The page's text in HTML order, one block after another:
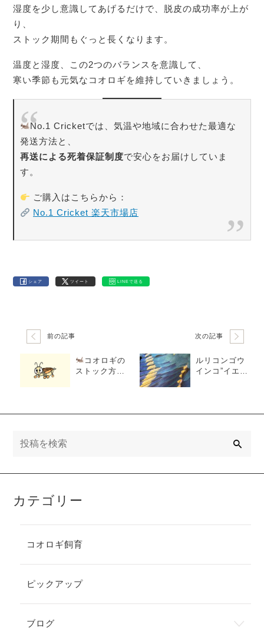
湿度を少し意識してあげるだけで、脱皮の成功率が上が
り、
ストック期間もぐっと長くなります。
温度と湿度、この2つのバランスを意識して、
寒い季節も元気なコオロギを維持していきましょう。
No.1 Cricketでは、気温や地域に合わせた最適な
発送方法と、
再送による死着保証制度で安心をお届けしていま
す。
ご購入はこちらから：
No.1 Cricket 楽天市場店
シェア ツイート LINEで送る
前の記事
コオロギの
ストック方法
次の記事
ルリコンゴウ
インコ”イエロ
カテゴリー
コオロギ飼育
ピックアップ
ブログ